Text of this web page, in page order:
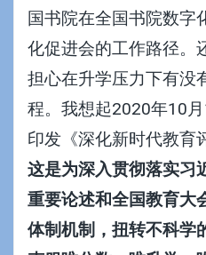
国书院在全国书院数字
化促进会的工作路径。
担心在升学压力下有没
程。我想起2020年10
印发《深化新时代教育
这是为深入贯彻落实习
重要论述和全国教育大
体制机制，扭转不科学